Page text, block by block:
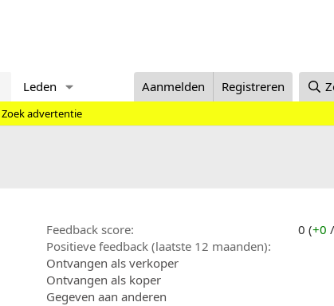
Leden Aanmelden Registreren
Zoek advertentie
Feedback score 0 (+0 /
Positieve feedback (laatste 12 maanden)
Ontvangen als verkoper
Ontvangen als koper
Gegeven aan anderen